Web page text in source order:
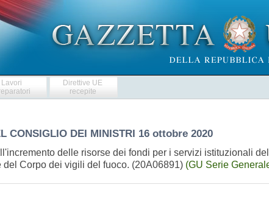
Lavori
Direttive UE
recepite
CONSIGLIO DEI MINISTRI 16 ottobre 2020
delle risorse dei fondi per i servizi istituzionali
Corpo dei vigili del fuoco. (20A06891) (GU Serie